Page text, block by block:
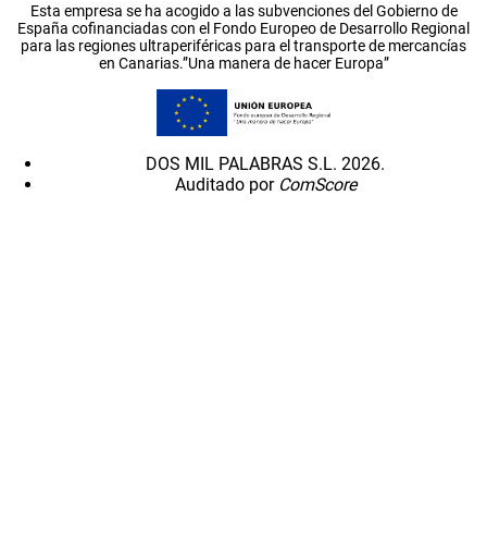
Esta empresa se ha acogido a las subvenciones del Gobierno de
España cofinanciadas con el Fondo Europeo de Desarrollo Regional
para las regiones ultraperiféricas para el transporte de mercancías
en Canarias.”Una manera de hacer Europa”
DOS MIL PALABRAS S.L. 2026.
Auditado por ComScore